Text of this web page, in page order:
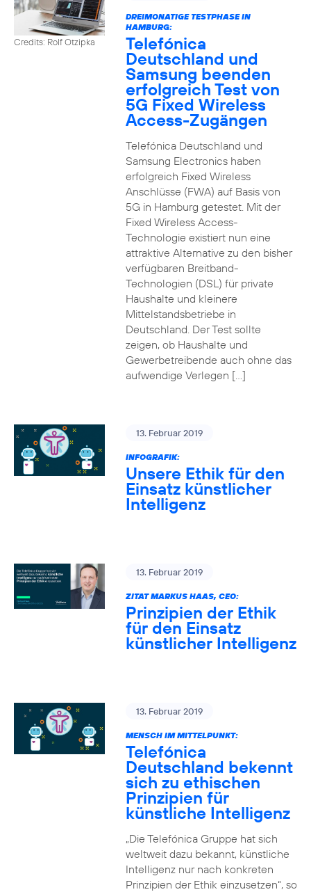
Credits: Rolf Otzipka
DREIMONATIGE TESTPHASE IN
HAMBURG:
Telefónica
Deutschland und
Samsung beenden
erfolgreich Test von
5G Fixed Wireless
Access-Zugängen
Telefónica Deutschland und
Samsung Electronics haben
erfolgreich Fixed Wireless
Anschlüsse (FWA) auf Basis von
5G in Hamburg getestet. Mit der
Fixed Wireless Access-
Technologie existiert nun eine
attraktive Alternative zu den bisher
verfügbaren Breitband-
Technologien (DSL) für private
Haushalte und kleinere
Mittelstandsbetriebe in
Deutschland. Der Test sollte
zeigen, ob Haushalte und
Gewerbetreibende auch ohne das
aufwendige Verlegen […]
13. Februar 2019
INFOGRAFIK:
Unsere Ethik für den
Einsatz künstlicher
Intelligenz
13. Februar 2019
ZITAT MARKUS HAAS, CEO:
Prinzipien der Ethik
für den Einsatz
künstlicher Intelligenz
13. Februar 2019
MENSCH IM MITTELPUNKT:
Telefónica
Deutschland bekennt
sich zu ethischen
Prinzipien für
künstliche Intelligenz
„Die Telefónica Gruppe hat sich
weltweit dazu bekannt, künstliche
Intelligenz nur nach konkreten
Prinzipien der Ethik einzusetzen“, so